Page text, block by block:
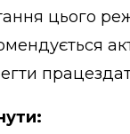
цього